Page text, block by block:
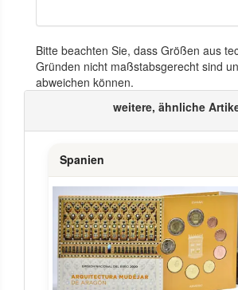
Bitte beachten Sie, dass Größen aus
Gründen nicht maßstabsgerecht sind
abweichen können.
weitere, ähnliche
Spanien